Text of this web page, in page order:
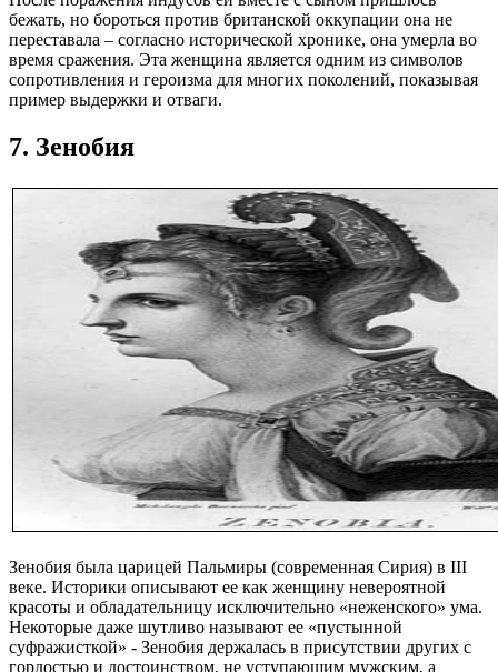
бежать, но бороться против британской оккупации она не
переставала – согласно исторической хронике, она умерла во
время сражения. Эта женщина является одним из символов
сопротивления и героизма для многих поколений, показывая
пример выдержки и отваги.
7. Зенобия
Зенобия была царицей Пальмиры (современная Сирия) в ІІІ
веке. Историки описывают ее как женщину невероятной
красоты и обладательницу исключительно «неженского» ума.
Некоторые даже шутливо называют ее «пустынной
суфражисткой» - Зенобия держалась в присутствии других с
гордостью и достоинством, не уступающим мужским, а